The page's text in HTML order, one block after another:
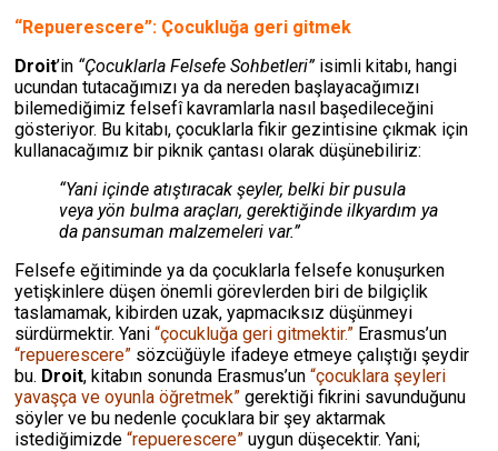
“Repuerescere”: Çocukluğa geri gitmek
Droit’in “Çocuklarla Felsefe Sohbetleri” isimli kitabı, hangi
ucundan tutacağımızı ya da nereden başlayacağımızı
bilemediğimiz felsefî kavramlarla nasıl başedileceğini
gösteriyor. Bu kitabı, çocuklarla fikir gezintisine çıkmak için
kullanacağımız bir piknik çantası olarak düşünebiliriz:
“Yani içinde atıştıracak şeyler, belki bir pusula
veya yön bulma araçları, gerektiğinde ilkyardım ya
da pansuman malzemeleri var.”
Felsefe eğitiminde ya da çocuklarla felsefe konuşurken
yetişkinlere düşen önemli görevlerden biri de bilgiçlik
taslamamak, kibirden uzak, yapmacıksız düşünmeyi
sürdürmektir. Yani “çocukluğa geri gitmektir.” Erasmus’un
“repuerescere” sözcüğüyle ifadeye etmeye çalıştığı şeydir
bu. Droit, kitabın sonunda Erasmus’un “çocuklara şeyleri
yavaşça ve oyunla öğretmek” gerektiği fikrini savunduğunu
söyler ve bu nedenle çocuklara bir şey aktarmak
istediğimizde “repuerescere” uygun düşecektir. Yani;